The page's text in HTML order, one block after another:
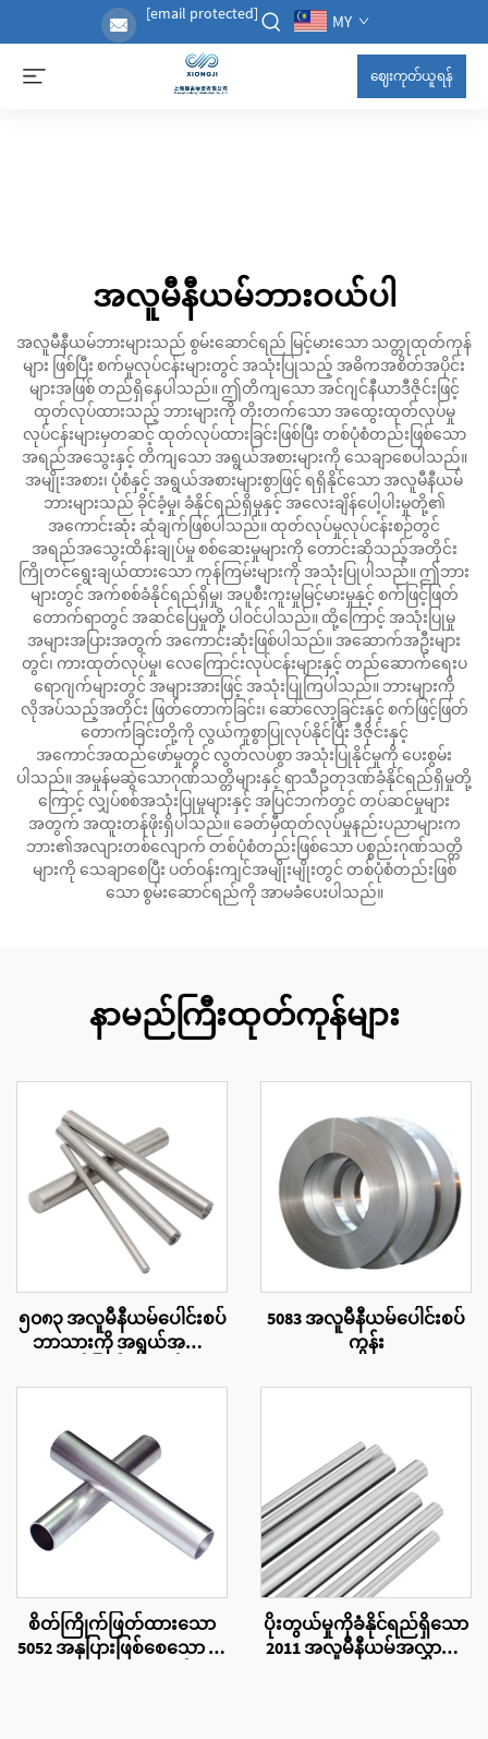
[email protected] MY
ဈေးကုတ်ယူရန်
အလူမီနီယမ်ဘားဝယ်ပါ
အလူမီနီယမ်ဘားများသည် စွမ်းဆောင်ရည် မြင့်မားသော သတ္တုထုတ်ကုန်
များ ဖြစ်ပြီး စက်မှုလုပ်ငန်းများတွင် အသုံးပြုသည့် အဓိကအစိတ်အပိုင်း
များအဖြစ် တည်ရှိနေပါသည်။ ဤတိကျသော အင်ဂျင်နီယာဒီဇိုင်းဖြင့်
ထုတ်လုပ်ထားသည့် ဘားများကို တိုးတက်သော အထွေးထုတ်လုပ်မှု
လုပ်ငန်းများမှတဆင့် ထုတ်လုပ်ထားခြင်းဖြစ်ပြီး တစ်ပုံစံတည်းဖြစ်သော
အရည်အသွေးနှင့် တိကျသော အရွယ်အစားများကို သေချာစေပါသည်။
အမျိုးအစား၊ ပုံစံနှင့် အရွယ်အစားများစွာဖြင့် ရရှိနိုင်သော အလူမီနီယမ်
ဘားများသည် ခိုင်ခံ့မှု၊ ခံနိုင်ရည်ရှိမှုနှင့် အလေးချိန်ပေါ့ပါးမှုတို့၏
အကောင်းဆုံး ဆုံချက်ဖြစ်ပါသည်။ ထုတ်လုပ်မှုလုပ်ငန်းစဉ်တွင်
အရည်အသွေးထိန်းချုပ်မှု စစ်ဆေးမှုများကို တောင်းဆိုသည့်အတိုင်း
ကြိုတင်ရွေးချယ်ထားသော ကုန်ကြမ်းများကို အသုံးပြုပါသည်။ ဤဘား
များတွင် အက်စစ်ခံနိုင်ရည်ရှိမှု၊ အပူစီးကူးမှုမြင့်မားမှုနှင့် စက်ဖြင့်ဖြတ်
တောက်ရာတွင် အဆင်ပြေမှုတို့ ပါဝင်ပါသည်။ ထို့ကြောင့် အသုံးပြုမှု
အများအပြားအတွက် အကောင်းဆုံးဖြစ်ပါသည်။ အဆောက်အဦးများ
တွင်၊ ကားထုတ်လုပ်မှု၊ လေကြောင်းလုပ်ငန်းများနှင့် တည်ဆောက်ရေးပ
ရောဂျက်များတွင် အများအားဖြင့် အသုံးပြုကြပါသည်။ ဘားများကို
လိုအပ်သည့်အတိုင်း ဖြတ်တောက်ခြင်း၊ ဆော်လော့ခြင်းနှင့် စက်ဖြင့်ဖြတ်
တောက်ခြင်းတို့ကို လွယ်ကူစွာပြုလုပ်နိုင်ပြီး ဒီဇိုင်းနှင့်
အကောင်အထည်ဖော်မှုတွင် လွတ်လပ်စွာ အသုံးပြုနိုင်မှုကို ပေးစွမ်း
ပါသည်။ အမှုန်မဆွဲသောဂုဏ်သတ္တိများနှင့် ရာသီဥတုဒဏ်ခံနိုင်ရည်ရှိမှုတို့
ကြောင့် လျှပ်စစ်အသုံးပြုမှုများနှင့် အပြင်ဘက်တွင် တပ်ဆင်မှုများ
အတွက် အထူးတန်ဖိုးရှိပါသည်။ ခေတ်မှီထုတ်လုပ်မှုနည်းပညာများက
ဘား၏အလျားတစ်လျောက် တစ်ပုံစံတည်းဖြစ်သော ပစ္စည်းဂုဏ်သတ္တိ
များကို သေချာစေပြီး ပတ်ဝန်းကျင်အမျိုးမျိုးတွင် တစ်ပုံစံတည်းဖြစ်
သော စွမ်းဆောင်ရည်ကို အာမခံပေးပါသည်။
နာမည်ကြီးထုတ်ကုန်များ
၅၀၈၃ အလူမီနီယမ်ပေါင်းစပ်
ဘာသားကို အရွယ်အစား
ခြင်း
5083 အလူမီနီယမ်ပေါင်းစပ်
ကွန်း
စိတ်ကြိုက်ဖြတ်ထားသော
5052 အနုပြားဖြစ်စေသော အ
ပိုးတွယ်မှုကိုခံနိုင်ရည်ရှိသော
2011 အလူမီနီယမ်အလွှာပြွန်